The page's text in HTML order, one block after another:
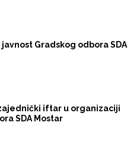
Gradskog odbora SDA
iftar u organizaciji
SDA Mostar